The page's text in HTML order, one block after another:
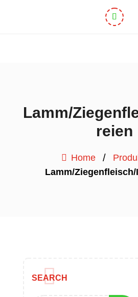
Lamm/
reien
Home /
Lamm/
SEARCH